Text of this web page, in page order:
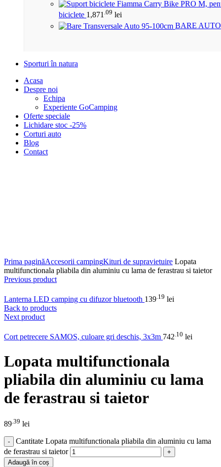
biciclete 1,871 .09 lei
BARE
Sporturi în natura
Acasa
Despre noi
Echipa
Experiente GoCamping
Oferte speciale
Lichidare stoc -25%
Corturi auto
Blog
Contact
Prima paginăAccesorii campingKituri de supravietuire Lopata
multifunctionala pliabila din aluminiu cu lama de ferastrau si taietor
Previous product
Lanterna LED camping cu difuzor bluetooth 139 .19 lei
Back to products
Next product
Cort petrecere SAMOS, culoare gri deschis, 3x3m 742 .10 lei
Lopata multifunctionala
pliabila din aluminiu cu lama
de ferastrau si taietor
89.39 lei
Cantitate Lopata multifunctionala pliabila din aluminiu cu lama
de ferastrau si taietor
Adaugă în coș